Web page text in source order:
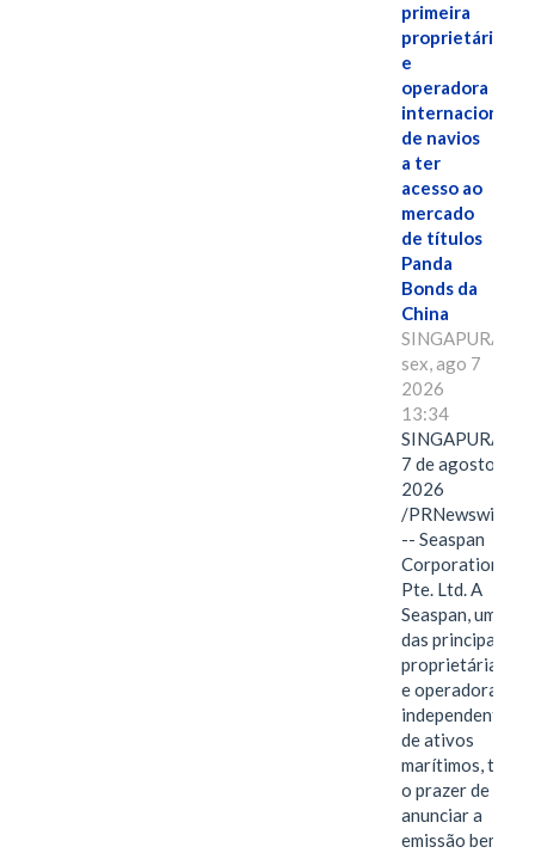
primeira
proprietária
e
operadora
internacional
de navios
a ter
acesso ao
mercado
de títulos
Panda
Bonds da
China
SINGAPURA,
sex, ago 7
2026
13:34
SINGAPURA,
7 de agosto de
2026
/PRNewswire/
-- Seaspan
Corporation
Pte. Ltd. A
Seaspan, uma
das principais
proprietárias
e operadoras
independentes
de ativos
marítimos, tem
o prazer de
anunciar a
emissão bem-